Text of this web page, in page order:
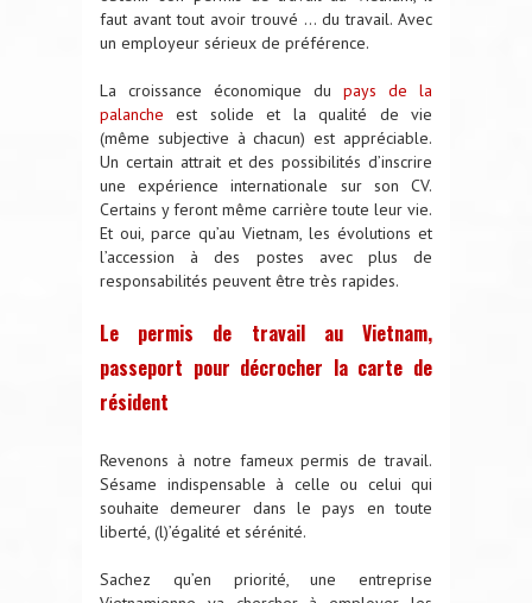
faut avant tout avoir trouvé … du travail. Avec
un employeur sérieux de préférence.
La croissance économique du pays de la
palanche est solide et la qualité de vie
(même subjective à chacun) est appréciable.
Un certain attrait et des possibilités d’inscrire
une expérience internationale sur son CV.
Certains y feront même carrière toute leur vie.
Et oui, parce qu’au Vietnam, les évolutions et
l’accession à des postes avec plus de
responsabilités peuvent être très rapides.
Le permis de travail au Vietnam,
passeport pour décrocher la carte de
résident
Revenons à notre fameux permis de travail.
Sésame indispensable à celle ou celui qui
souhaite demeurer dans le pays en toute
liberté, (l)’égalité et sérénité.
Sachez qu’en priorité, une entreprise